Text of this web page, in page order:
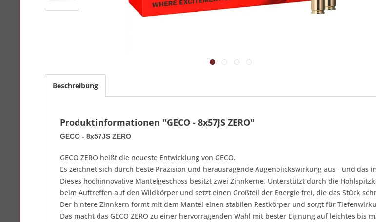
Beschreibung
Produktinformationen "GECO - 8x57JS ZERO"
GECO - 8x57JS ZERO
GECO ZERO heißt die neueste Entwicklung von GECO.
Es zeichnet sich durch beste Präzision und herausragende Augenblickswirkung aus - und das
Dieses hochinnovative Mantelgeschoss besitzt zwei Zinnkerne. Unterstützt durch die
beim Auftreffen auf den Wildkörper und setzt einen Großteil der Energie frei, die das Stück
Der hintere Zinnkern formt mit dem Mantel einen stabilen Restkörper und sorgt für
Das macht das GECO ZERO zu einer hervorragenden Wahl mit bester Eignung auf leichtes bis